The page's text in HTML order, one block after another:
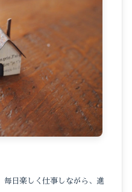
毎日楽しく仕事しながら、進